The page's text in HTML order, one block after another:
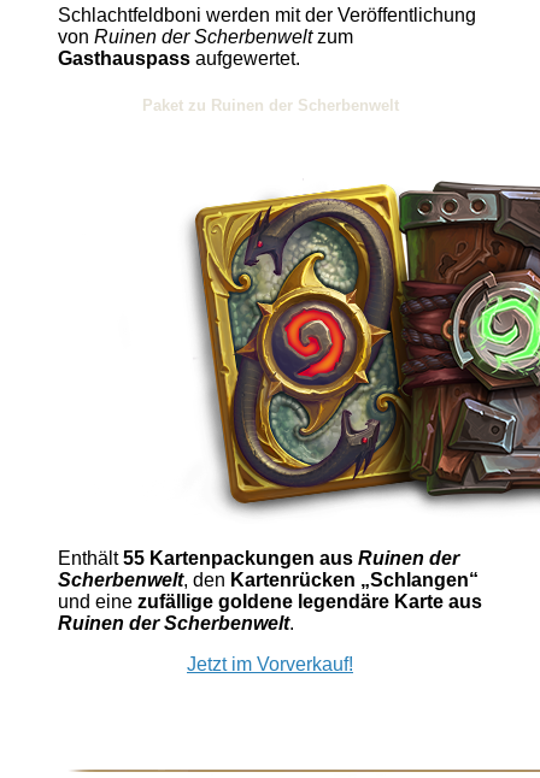
Schlachtfeldboni werden mit der Veröffentlichung
von Ruinen der Scherbenweltzum
Gasthauspass aufgewertet.
Paket zu Ruinen der Scherbenwelt
Enthält55 Kartenpackungen aus Ruinen der
Scherbenwelt, den Kartenrücken „Schlangen“
und eine zufällige goldene legendäre Karte aus
Ruinen der Scherbenwelt.
Jetzt im Vorverkauf!